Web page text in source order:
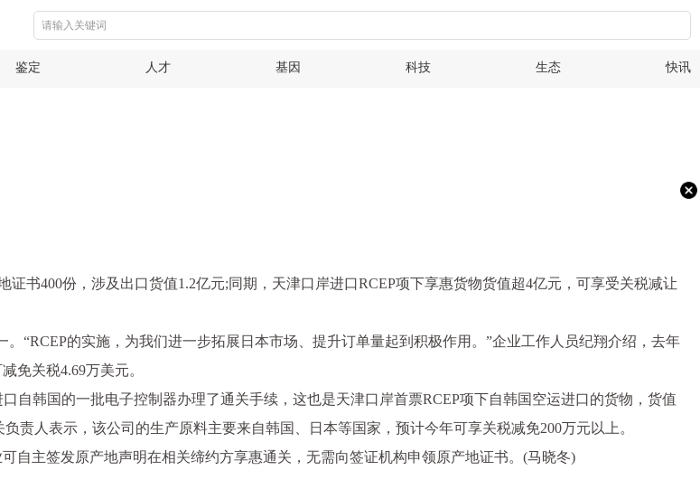
鉴定 人才 基因 科技 生态 快讯
书400份，涉及出口货值1.2亿元;同期，天津口岸进口RCEP项下享惠货物货值超4亿元，可享受关税减让
“RCEP的实施，为我们进一步拓展日本市场、提升订单量起到积极作用。”企业工作人员纪翔介绍，去年
免关税4.69万美元。
自韩国的一批电子控制器办理了通关手续，这也是天津口岸首票RCEP项下自韩国空运进口的货物，货值
责人表示，该公司的生产原料主要来自韩国、日本等国家，预计今年可享关税减免200万元以上。
自主签发原产地声明在相关缔约方享惠通关，无需向签证机构申领原产地证书。(马晓冬)